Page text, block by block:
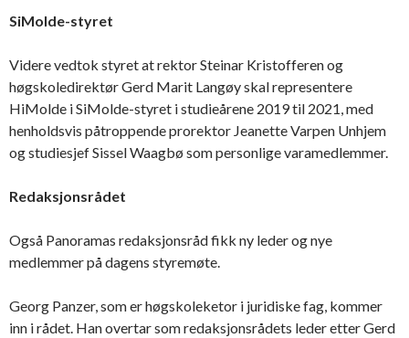
SiMolde-styret
Videre vedtok styret at rektor Steinar Kristofferen og
høgskoledirektør Gerd Marit Langøy skal representere
HiMolde i SiMolde-styret i studieårene 2019 til 2021, med
henholdsvis påtroppende prorektor Jeanette Varpen Unhjem
og studiesjef Sissel Waagbø som personlige varamedlemmer.
Redaksjonsrådet
Også Panoramas redaksjonsråd fikk ny leder og nye
medlemmer på dagens styremøte.
Georg Panzer, som er høgskoleketor i juridiske fag, kommer
inn i rådet. Han overtar som redaksjonsrådets leder etter Gerd